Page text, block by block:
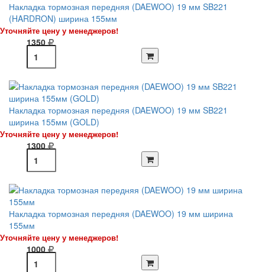
Накладка тормозная передняя (DAEWOO) 19 мм SB221
(HARDRON) ширина 155мм
Уточняйте цену у менеджеров!
1350
Накладка тормозная передняя (DAEWOO) 19 мм SB221
ширина 155мм (GOLD)
Уточняйте цену у менеджеров!
1300
Накладка тормозная передняя (DAEWOO) 19 мм ширина
155мм
Уточняйте цену у менеджеров!
1000